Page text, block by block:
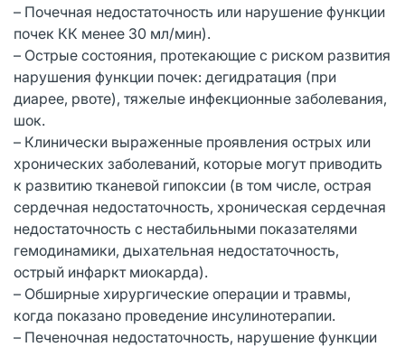
– Почечная недостаточность или нарушение функции
почек КК менее 30 мл/мин).
– Острые состояния, протекающие с риском развития
нарушения функции почек: дегидратация (при
диарее, рвоте), тяжелые инфекционные заболевания,
шок.
– Клинически выраженные проявления острых или
хронических заболеваний, которые могут приводить
к развитию тканевой гипоксии (в том числе, острая
сердечная недостаточность, хроническая сердечная
недостаточность с нестабильными показателями
гемодинамики, дыхательная недостаточность,
острый инфаркт миокарда).
– Обширные хирургические операции и травмы,
когда показано проведение инсулинотерапии.
– Печеночная недостаточность, нарушение функции